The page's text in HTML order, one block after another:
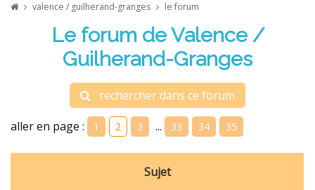
valence / guilherand-granges le forum
Le forum de Valence /
Guilherand-Granges
rechercher dans ce forum
aller en page :
1 2 3 ... 33 34 35
Sujet